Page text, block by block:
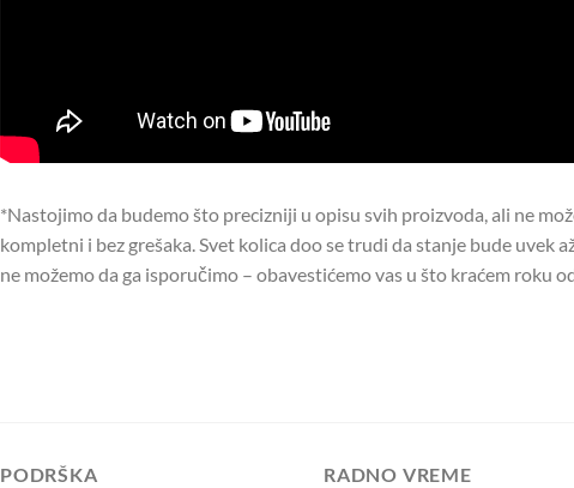
*Nastojimo da budemo što precizniji u opisu svih proizvoda, ali ne
kompletni i bez grešaka. Svet kolica doo se trudi da stanje bude uvek
ne možemo da ga isporučimo – obavestićemo vas u što kraćem roku
PODRŠKA RADNO VREME